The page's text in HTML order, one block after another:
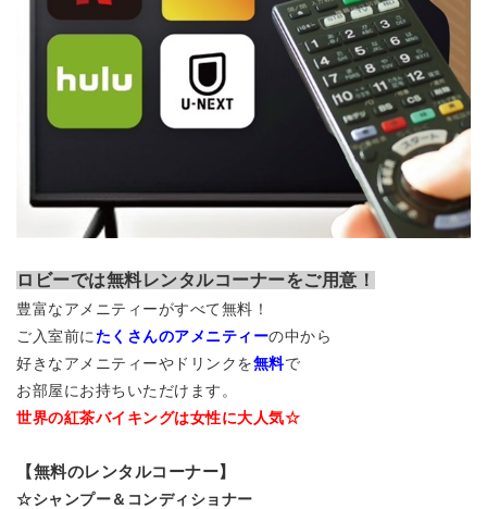
ロビーでは無料レンタルコーナーをご用意！
豊富なアメニティーがすべて無料！
ご入室前にたくさんのアメニティーの中から
好きなアメニティーやドリンクを無料で
お部屋にお持ちいただけます。
世界の紅茶バイキングは女性に大人気☆
【無料のレンタルコーナー】
☆シャンプー＆コンディショナー